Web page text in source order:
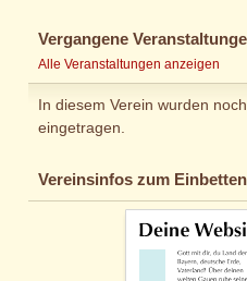
Vergangene
Alle Veranstaltungen anzeigen
In diesem Verein wurden
eingetragen.
Vereinsinfos zum